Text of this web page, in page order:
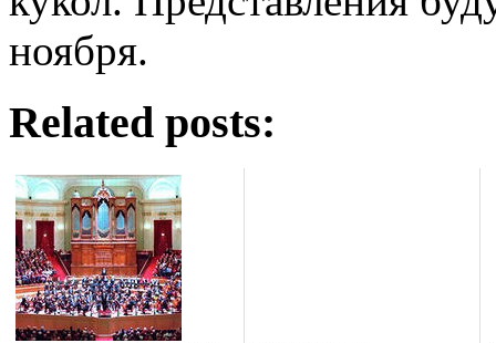
ноября.
Related posts: